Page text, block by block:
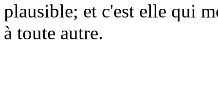
plausible; et c'est elle qui
à toute autre.